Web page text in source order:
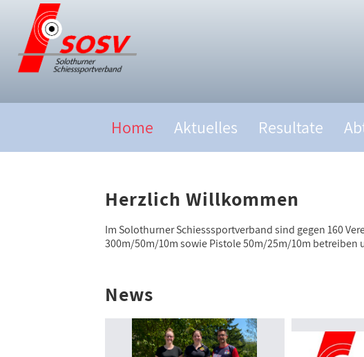
Home Aktuelles Resultate
Herzlich Willkommen
Im Solothurner Schiesssportverband sind gegen 160
300m/50m/10m sowie Pistole 50m/25m/10m betreiben
News